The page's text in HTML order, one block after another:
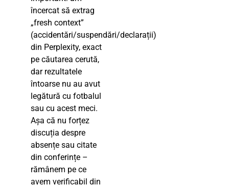
încercat să extrag
„fresh context”
(accidentări/suspendări/declarații)
din Perplexity, exact
pe căutarea cerută,
dar rezultatele
întoarse nu au avut
legătură cu fotbalul
sau cu acest meci.
Așa că nu forțez
discuția despre
absențe sau citate
din conferințe –
rămânem pe ce
avem verificabil din